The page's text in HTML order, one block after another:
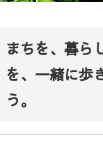
まちを、暮ら
を、一緒に歩
う。